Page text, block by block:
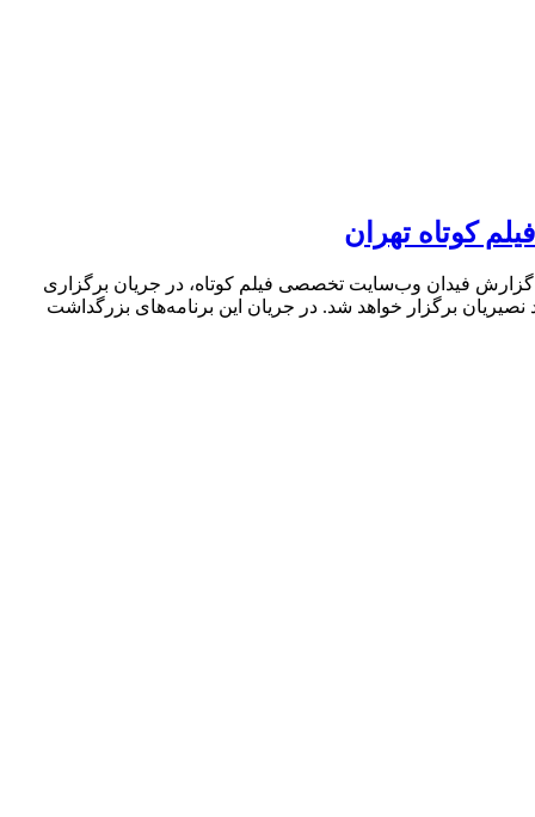
کوتاه تهران
گزارش فیدان وب‌سایت تخصصی فیلم کوتاه، در جریان برگزاری
برگزار خواهد شد. در جریان این برنامه‌های بزرگداشت